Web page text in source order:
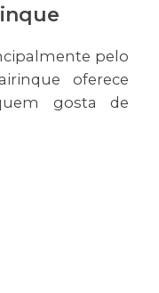
pelo
oferece
gosta de